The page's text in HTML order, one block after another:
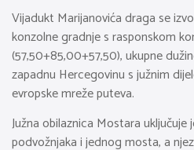
Vijadukt Marijanovića draga se
konzolne gradnje s rasponskom
(57,50+85,00+57,50), ukupne
zapadnu Hercegovinu s južnim
evropske mreže puteva.
Južna obilaznica Mostara
podvožnjaka i jednog mosta, a